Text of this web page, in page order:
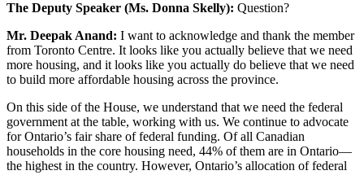
The Deputy Speaker (Ms. Donna Skelly): Question?
Mr. Deepak Anand: I want to acknowledge and thank the member
from Toronto Centre. It looks like you actually believe that we need
more housing, and it looks like you actually do believe that we need
to build more affordable housing across the province.
On this side of the House, we understand that we need the federal
government at the table, working with us. We continue to advocate
for Ontario’s fair share of federal funding. Of all Canadian
households in the core housing need, 44% of them are in Ontario—
the highest in the country. However, Ontario’s allocation of federal